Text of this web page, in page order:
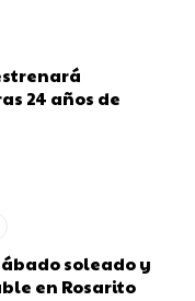
24 años de
soleado y
en Rosarito